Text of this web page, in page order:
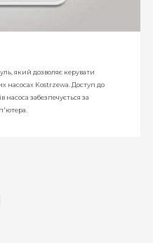
який дозволяє керувати
насосах Kostrzewa. Доступ до
забезпечується за